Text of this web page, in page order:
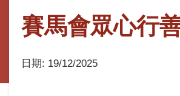
賽馬會眾心行
日期: 19/12/2025